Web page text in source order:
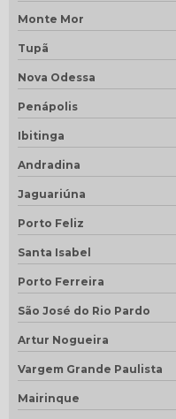
Monte Mor
Tupã
Nova Odessa
Penápolis
Ibitinga
Andradina
Jaguariúna
Porto Feliz
Santa Isabel
Porto Ferreira
São José do Rio Pardo
Artur Nogueira
Vargem Grande Paulista
Mairinque